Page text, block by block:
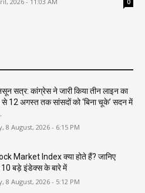
0
सत्र: कांग्रेस ने जारी किया तीन लाइन का
से 12 अगस्त तक सांसदों को ‘बिना चूके’ सदन में
8 August, 2026 - 6:15 PM
Market Index क्या होते हैं? जानिए
10 बड़े इंडेक्स के बारे में
8 August, 2026 - 5:12 PM